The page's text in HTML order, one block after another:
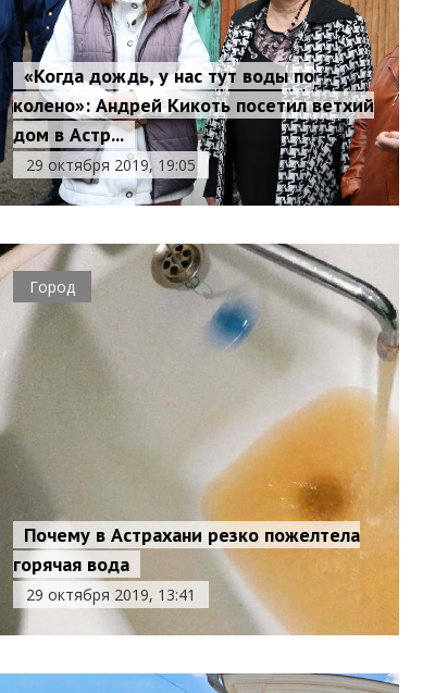
«Когда дождь, у нас тут воды по
колено»: Андрей Кикоть посетил ветхий
дом в Астр...
29 октября 2019, 19:05
Город
Почему в Астрахани резко пожелтела
горячая вода
29 октября 2019, 13:41